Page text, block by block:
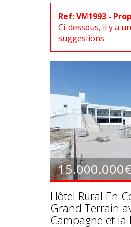
Ref: VM1993 -
Ci-dessous, il y a
suggestions
15.000.000€
Hôtel Rural En
Grand Terrain
Campagne et la